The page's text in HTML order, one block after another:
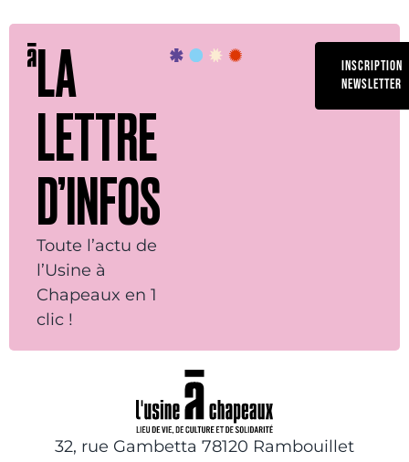
LA
LETTRE
D’INFOS
Toute l’actu de
l’Usine à
Chapeaux en 1
clic !
INSCRIPTION
NEWSLETTER
32, rue Gambetta 78120 Rambouillet